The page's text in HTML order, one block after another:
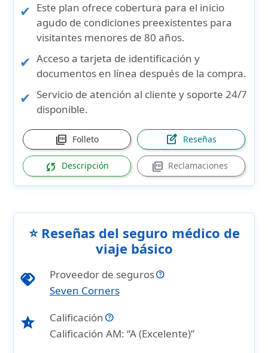
Este plan ofrece cobertura para el inicio
agudo de condiciones preexistentespara
visitantes menores de 80 años.
Acceso a tarjeta de identificación y
documentosen línea después de la compra.
Servicio de atención al cliente y soporte 24/7
disponible.
picture_as_pdf Folleto edit_square Reseñas
sync Descripción picture_as_pdf Reclamaciones
⭐ Reseñas del seguro médico de
viaje básico
handshake
Proveedor de seguros
Seven Corners
star_half
Calificación
Calificación AM: “A (Excelente)”